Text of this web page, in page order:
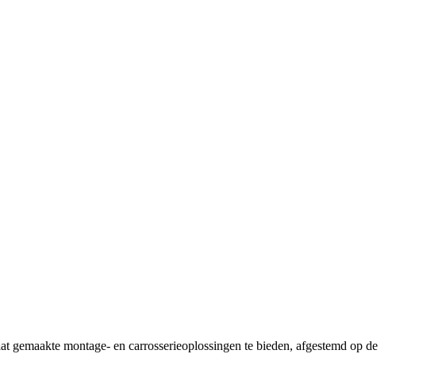
montage- en carrosserieoplossingen te bieden, afgestemd op de